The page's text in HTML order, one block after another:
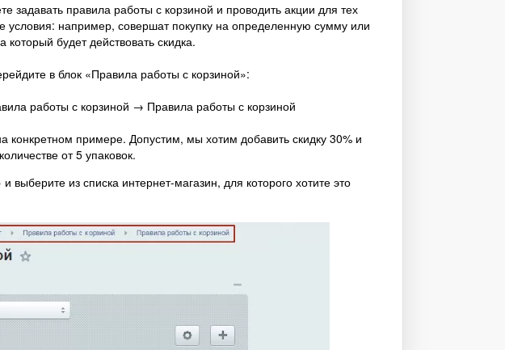
задавать правила работы с корзиной и проводить акции для тех
условия: например, совершат покупку на определенную сумму или
который будет действовать скидка.
в блок «Правила работы с корзиной»:
работы с корзиной → Правила работы с корзиной
конкретном примере. Допустим, мы хотим добавить скидку 30% и
от 5 упаковок.
выберите из списка интернет-магазин, для которого хотите это